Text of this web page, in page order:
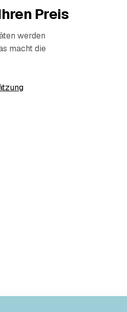
Preis
werden
macht die